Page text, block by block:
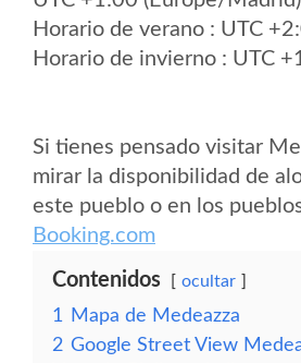
Horario de verano : UTC
Horario de invierno : UTC
Si tienes pensado visitar
mirar la disponibilidad de
este pueblo o en los
Booking.com
Contenidos ocultar
1
Mapa de Medeazza
2 Google Street View